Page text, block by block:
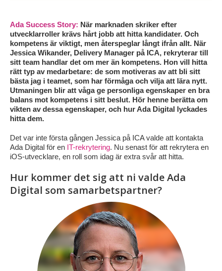
tydliga affärsmål.
Genom tät dialog, tydlig kravbild och agil search
identifierade Ada Digital snabbt relevanta kandidater
och säkrade en träffsäker rekrytering.
Ada Success Story: När marknaden skriker efter
utvecklarroller krävs hårt jobb att hitta kandidater. Och
kompetens är viktigt, men återspeglar långt ifrån allt. När
Jessica Wikander, Delivery Manager på ICA, rekryterar till
sitt team handlar det om mer än kompetens. Hon vill hitta
rätt typ av medarbetare: de som motiveras av att bli sitt
bästa jag i teamet, som har förmåga och vilja att lära nytt.
Utmaningen blir att våga ge personliga egenskaper en bra
balans mot kompetens i sitt beslut. Hör henne berätta om
vikten av dessa egenskaper, och hur Ada Digital lyckades
hitta dem.
Det var inte första gången Jessica på ICA valde att kontakta
Ada Digital för en IT-rekrytering. Nu senast för att rekrytera en
iOS-utvecklare, en roll som idag är extra svår att hitta.
Hur kommer det sig att ni valde Ada
Digital som samarbetspartner?